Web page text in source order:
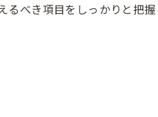
べき項目をしっかりと把